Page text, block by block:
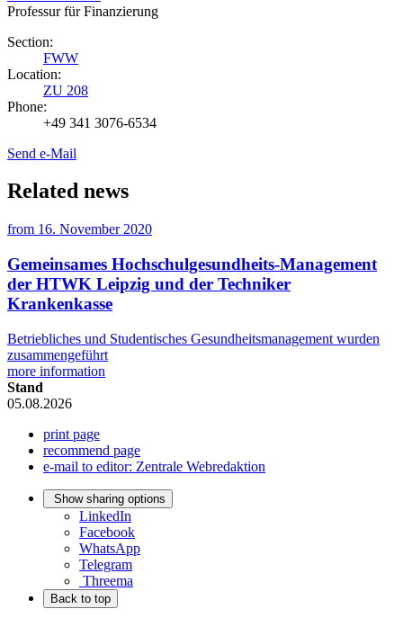
Professur für Finanzierung
Section:
FWW
Location:
ZU 208
Phone:
+49 341 3076-6534
Send e-Mail
Related news
from 16. November 2020
Gemeinsames Hochschulgesundheits-Management
der HTWK Leipzig und der Techniker
Krankenkasse
Betriebliches und Studentisches Gesundheitsmanagement wurden
zusammengeführt
more information
Stand
05.08.2026
print page
recommend page
e-mail to editor: Zentrale Webredaktion
Show sharing options
LinkedIn
Facebook
WhatsApp
Telegram
Threema
Back to top